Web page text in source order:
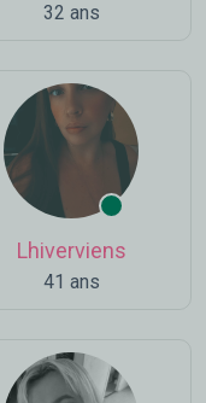
32 ans
Lhiverviens
41 ans